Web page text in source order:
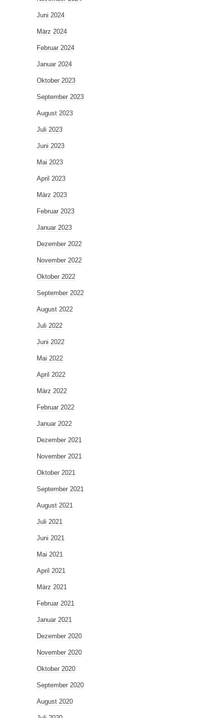
Juni 2024
März 2024
Februar 2024
Januar 2024
Oktober 2023
September 2023
August 2023
Juli 2023
Juni 2023
Mai 2023
April 2023
März 2023
Februar 2023
Januar 2023
Dezember 2022
November 2022
Oktober 2022
September 2022
August 2022
Juli 2022
Juni 2022
Mai 2022
April 2022
März 2022
Februar 2022
Januar 2022
Dezember 2021
November 2021
Oktober 2021
September 2021
August 2021
Juli 2021
Juni 2021
Mai 2021
April 2021
März 2021
Februar 2021
Januar 2021
Dezember 2020
November 2020
Oktober 2020
September 2020
August 2020